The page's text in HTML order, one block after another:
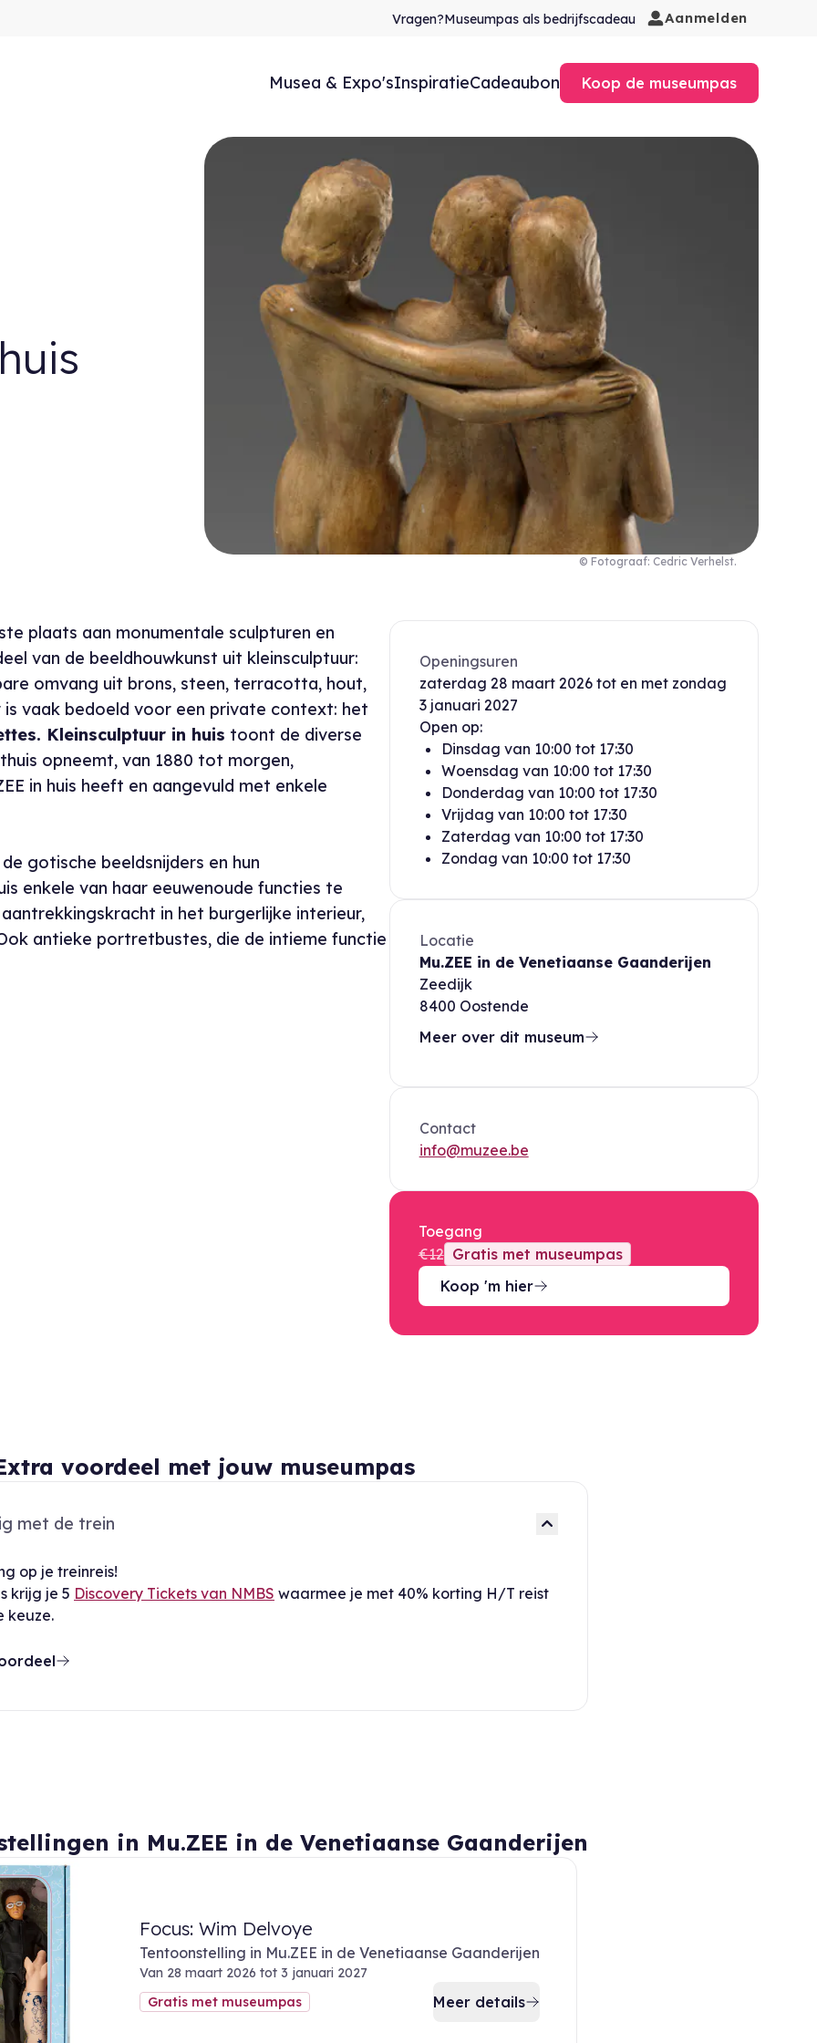
Vragen?Museumpas als bedrijfscadeau Aanmelden
Musea & Expo'sInspiratieCadeaubon Koop de museumpas
© Fotograaf: Cedric Verhelst.
plaats aan monumentale sculpturen en
van de beeldhouwkunst uit kleinsculptuur:
omvang uit brons, steen, terracotta, hout,
vaak bedoeld voor een private context: het
Kleinsculptuur in huis toont de diverse
opneemt, van 1880 tot morgen,
in huis heeft en aangevuld met enkele
gotische beeldsnijders en hun
enkele van haar eeuwenoude functies te
in het burgerlijke interieur,
antieke portretbustes, die de intieme functie
Openingsuren
zaterdag 28 maart 2026 tot en met zondag
3 januari 2027
Open op:
Dinsdag van 10:00 tot 17:30
Woensdag van 10:00 tot 17:30
Donderdag van 10:00 tot 17:30
Vrijdag van 10:00 tot 17:30
Zaterdag van 10:00 tot 17:30
Zondag van 10:00 tot 17:30
Locatie
Mu.ZEE in de Venetiaanse Gaanderijen
Zeedijk
8400 Oostende
Meer over dit museum
Contact
info@muzee.be
Toegang
€12 Gratis met museumpas
Koop 'm hier
voordeel met jouw museumpas
met de trein
op je treinreis!
krijg je 5 Discovery Tickets van NMBS waarmee je met 40% korting H/T reist
keuze.
in Mu.ZEE in de Venetiaanse Gaanderijen
Focus: Wim Delvoye
Tentoonstelling in Mu.ZEE in de Venetiaanse Gaanderijen
Van 28 maart 2026 tot 3 januari 2027
Gratis met museumpas
Meer details